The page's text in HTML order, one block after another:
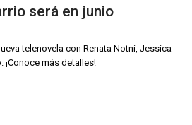
será en junio
telenovela con Renata Notni, Jessica
¡Conoce más detalles!